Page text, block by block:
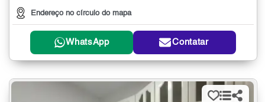
Endereço no círculo do mapa
WhatsApp Contatar